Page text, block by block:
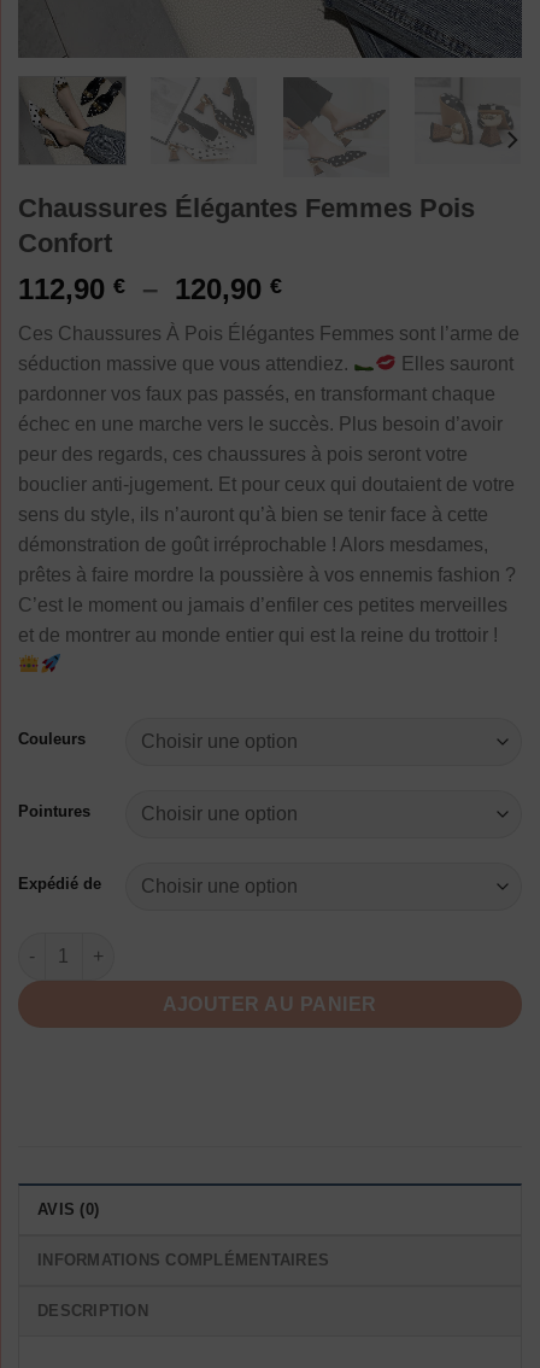
Chaussures Élégantes Femmes Pois
Confort
112,90 € – 120,90 €Plage
prix :
112,90 €
à
120,90 €
Ces Chaussures À Pois Élégantes Femmes sont l’arme de
séduction massive que vous attendiez.
Elles sauront
pardonner vos faux pas passés, en transformant chaque
échec en une marche vers le succès. Plus besoin d’avoir
peur des regards, ces chaussures à pois seront votre
bouclier anti-jugement. Et pour ceux qui doutaient de votre
sens du style, ils n’auront qu’à bien se tenir face à cette
démonstration de goût irréprochable ! Alors mesdames,
prêtes à faire mordre la poussière à vos ennemis fashion ?
C’est le moment ou jamais d’enfiler ces petites merveilles
et de montrer au monde entier qui est la reine du trottoir !
Couleurs
Pointures
Expédié de
quantité de Chaussures Élégantes Femmes Pois Confort
AJOUTER AU PANIER
AVIS (0)
INFORMATIONS COMPLÉMENTAIRES
DESCRIPTION